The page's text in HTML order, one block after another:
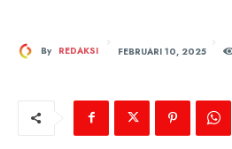
By REDAKSI FEBRUARI 10, 2025